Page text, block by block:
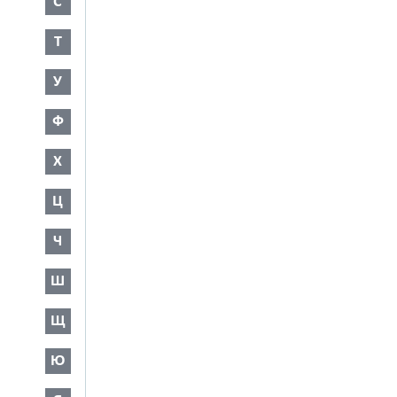
Т
У
Ф
Х
Ц
Ч
Ш
Щ
Ю